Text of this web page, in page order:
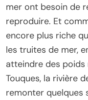
mer ont besoin de
reproduire. Et
encore plus riche
les truites de mer,
atteindre des poids
Touques, la rivière
remonter quelques